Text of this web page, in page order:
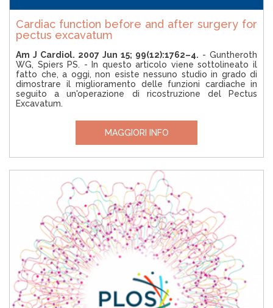
Cardiac function before and after surgery for
pectus excavatum
Am J Cardiol. 2007 Jun 15; 99(12):1762–4. - Guntheroth
WG, Spiers PS. - In questo articolo viene sottolineato il
fatto che, a oggi, non esiste nessuno studio in grado di
dimostrare il miglioramento delle funzioni cardiache in
seguito a un'operazione di ricostruzione del Pectus
Excavatum.
MAGGIORI INFO